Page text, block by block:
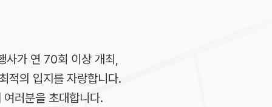
사가 연 70회 이상 개최,
의 입지를 자랑합니다.
러분을 초대합니다.